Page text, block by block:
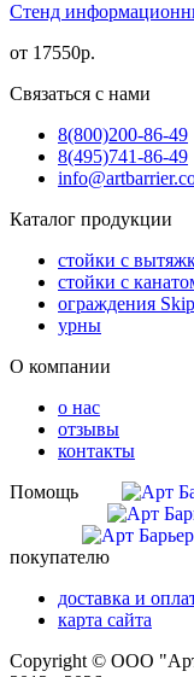
Стенд
от 17550р.
Связаться с нами
8(800)200-86-49
8(495)741-86-49
Каталог продукции
стойки с
стойки с
ограждения
урны
О компании
о нас
отзывы
контакты
Помощь
покупателю
доставка и
карта сайта
Copyright © ООО "Арт